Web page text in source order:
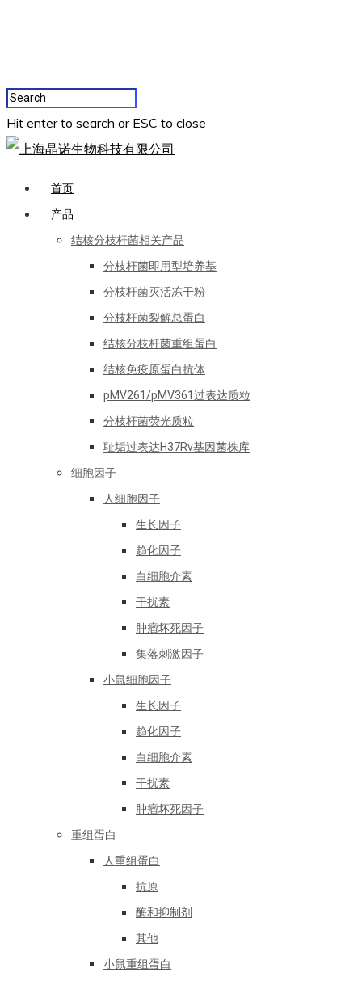
Hit enter to search or ESC to close
首页
产品
结核分枝杆菌相关产品
分枝杆菌即用型培养基
分枝杆菌灭活冻干粉
分枝杆菌裂解总蛋白
结核分枝杆菌重组蛋白
结核免疫原蛋白抗体
pMV261/pMV361过表达质粒
分枝杆菌荧光质粒
耻垢过表达H37Rv基因菌株库
细胞因子
人细胞因子
生长因子
趋化因子
白细胞介素
干扰素
肿瘤坏死因子
集落刺激因子
小鼠细胞因子
生长因子
趋化因子
白细胞介素
干扰素
肿瘤坏死因子
重组蛋白
人重组蛋白
抗原
酶和抑制剂
其他
小鼠重组蛋白